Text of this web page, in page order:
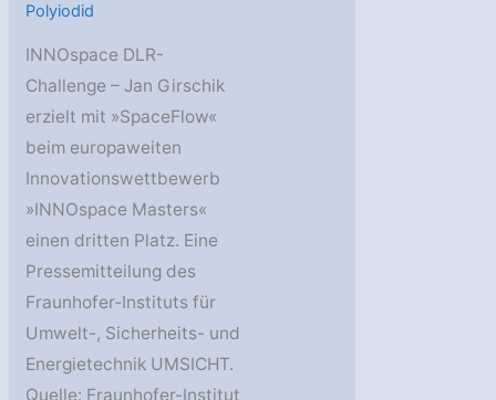
Polyiodid
INNOspace DLR-
Challenge – Jan Girschik
erzielt mit »SpaceFlow«
beim europaweiten
Innovationswettbewerb
»INNOspace Masters«
einen dritten Platz. Eine
Pressemitteilung des
Fraunhofer-Instituts für
Umwelt-, Sicherheits- und
Energietechnik UMSICHT.
Quelle: Fraunhofer-Institut